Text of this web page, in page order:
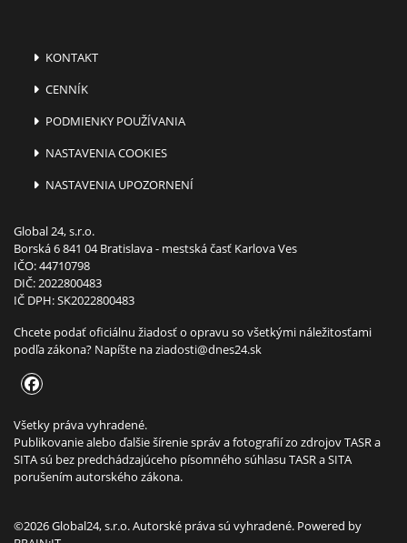
KONTAKT
CENNÍK
PODMIENKY POUŽÍVANIA
NASTAVENIA COOKIES
NASTAVENIA UPOZORNENÍ
Global 24, s.r.o.
Borská 6 841 04 Bratislava - mestská časť Karlova Ves
IČO: 44710798
DIČ: 2022800483
IČ DPH: SK2022800483
Chcete podať oficiálnu žiadosť o opravu so všetkými náležitosťami
podľa zákona? Napíšte naziadosti@dnes24.sk
Všetky práva vyhradené.
Publikovanie alebo ďalšie šírenie správ a fotografií zo zdrojov TASR a
SITA sú bez predchádzajúceho písomného súhlasu TASR a SITA
porušením autorského zákona.
©2026 Global24, s.r.o. Autorské práva sú vyhradené. Powered by